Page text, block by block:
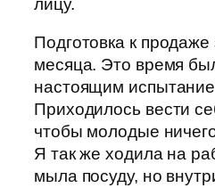
лицу.
Подготовка к
месяца. Это время
настоящим
Приходилось вести
чтобы молодые
Я так же ходила на
мыла посуду, но